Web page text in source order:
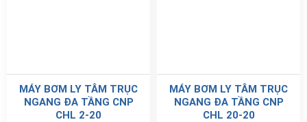
MÁY BƠM LY TÂM TRỤC
NGANG ĐA TẦNG CNP
CHL 2-20
MÁY BƠM LY TÂM TRỤC
NGANG ĐA TẦNG CNP
CHL 20-20